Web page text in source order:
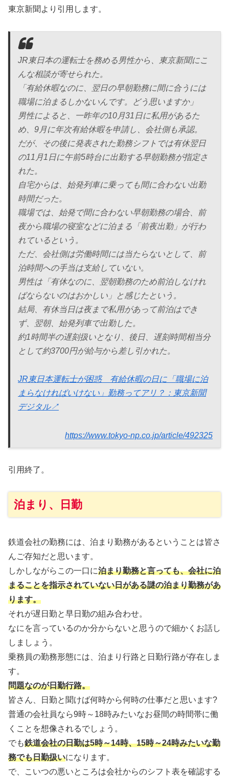
東京新聞より引用します。
JR東日本の運転士を務める男性から、東京新聞にこ
んな相談が寄せられた。
「有給休暇なのに、翌日の早朝勤務に間に合うには
職場に泊まるしかないんです。どう思いますか」
男性によると、一昨年の10月31日に私用があるた
め、9月に年次有給休暇を申請し、会社側も承認。
だが、その後に発表された勤務シフトでは有休翌日
の11月1日に午前5時台に出勤する早朝勤務が指定さ
れた。
自宅からは、始発列車に乗っても間に合わない出勤
時間だった。
職場では、始発で間に合わない早朝勤務の場合、前
夜から職場の寝室などに泊まる「前夜出勤」が行わ
れているという。
ただ、会社側は労働時間には当たらないとして、前
泊時間への手当は支給していない。
男性は「有休なのに、翌朝勤務のため前泊しなけれ
ばならないのはおかしい」と感じたという。
結局、有休当日は夜まで私用があって前泊はでき
ず、翌朝、始発列車で出勤した。
約1時間半の遅刻扱いとなり、後日、遅刻時間相当分
として約3700円が給与から差し引かれた。
JR東日本運転士が困惑 有給休暇の日に「職場に泊
まらなければいけない」勤務ってアリ？：東京新聞
デジタル↗
https://www.tokyo-np.co.jp/article/492325
引用終了。
泊まり、日勤
鉄道会社の勤務には、泊まり勤務があるということは皆さ
んご存知だと思います。
しかしながらこの一口に泊まり勤務と言っても、会社に泊
まることを指示されていない日がある謎の泊まり勤務があ
ります。
それが遅日勤と早日勤の組み合わせ。
なにを言っているのか分からないと思うので細かくお話し
しましょう。
乗務員の勤務形態には、泊まり行路と日勤行路が存在しま
す。
問題なのが日勤行路。
皆さん、日勤と聞けば何時から何時の仕事だと思います?
普通の会社員なら9時～18時みたいなお昼間の時間帯に働
くことを想像されるでしょう。
でも鉄道会社の日勤は5時～14時、15時～24時みたいな勤
務でも日勤扱いになります。
で、こいつの悪いところは会社からのシフト表を確認する